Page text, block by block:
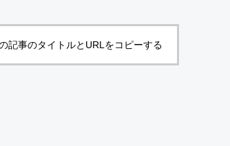
記事のタイトルとURLをコピーする